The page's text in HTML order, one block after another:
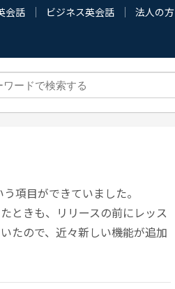
会話 ビジネス英会話 法人の方
項目ができていました。
ときも、リリースの前にレッス
たので、近々新しい機能が追加